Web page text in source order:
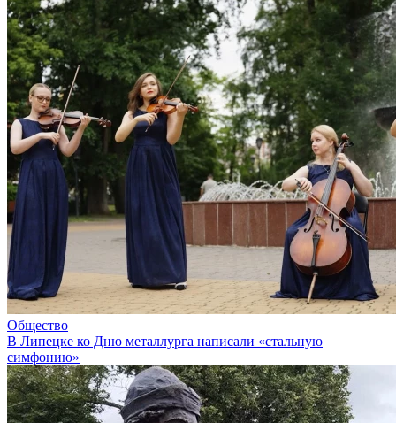
Общество
В Липецке ко Дню металлурга написали «стальную
симфонию»